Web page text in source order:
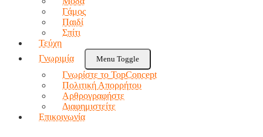
Γάμος
Παιδί
Σπίτι
Τεύχη
Γνωριμία
Menu Toggle
Γνωρίστε το TopConcept
Πολιτική Απορρήτου
Αρθρογραφήστε
Διαφημιστείτε
Επικοινωνία